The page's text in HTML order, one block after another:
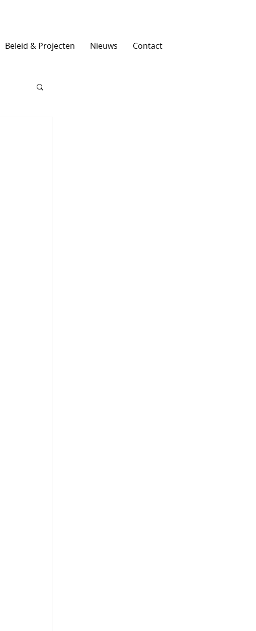
Beleid & Projecten Nieuws Contact